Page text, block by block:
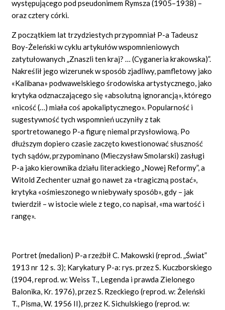
występującego pod pseudonimem Rymsza (1905–1938) –
oraz cztery córki.
Z początkiem lat trzydziestych przypomniał P-a Tadeusz
Boy-Żeleński w cyklu artykułów wspomnieniowych
zatytułowanych „Znaszli ten kraj? … (Cyganeria krakowska)”.
Nakreślił jego wizerunek w sposób zjadliwy, pamfletowy jako
«Kalibana» podwawelskiego środowiska artystycznego, jako
krytyka odznaczającego się «absolutną ignorancją», którego
«nicość (…) miała coś apokaliptycznego». Popularność i
sugestywność tych wspomnień uczyniły z tak
sportretowanego P-a figurę niemal przysłowiową. Po
dłuższym dopiero czasie zaczęto kwestionować słuszność
tych sądów, przypominano (Mieczysław Smolarski) zasługi
P-a jako kierownika działu literackiego „Nowej Reformy”, a
Witold Zechenter uznał go nawet za «tragiczną postać»,
krytyka «ośmieszonego w niebywały sposób», gdy – jak
twierdził – w istocie wiele z tego, co napisał, «ma wartość i
rangę».
Portret (medalion) P-a rzeźbił C. Makowski (reprod. „Świat”
1913 nr 12 s. 3); Karykatury P-a: rys. przez S. Kuczborskiego
(1904, reprod. w: Weiss T., Legenda i prawda Zielonego
Balonika, Kr. 1976), przez S. Rzeckiego (reprod. w: Żeleński
T., Pisma, W. 1956 II), przez K. Sichulskiego (reprod. w: